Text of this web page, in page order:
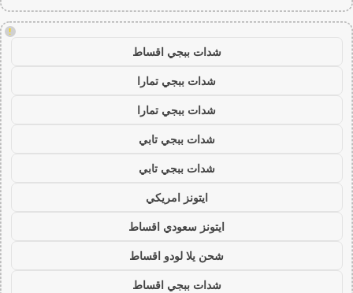
!
شدات ببجي اقساط
شدات ببجي تمارا
شدات ببجي تمارا
شدات ببجي تابي
شدات ببجي تابي
ايتونز امريكي
ايتونز سعودي اقساط
شحن يلا لودو اقساط
شدات ببجي اقساط